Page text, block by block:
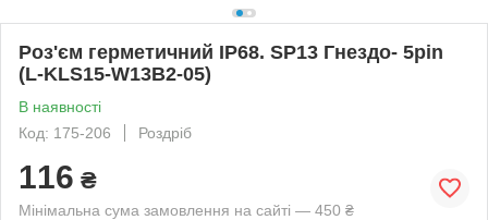
Роз'єм герметичний IP68. SP13 Гнездо- 5pin
(L-KLS15-W13B2-05)
В наявності
Код: 175-206
Роздріб
116 ₴
Мінімальна сума замовлення на сайті — 450 ₴